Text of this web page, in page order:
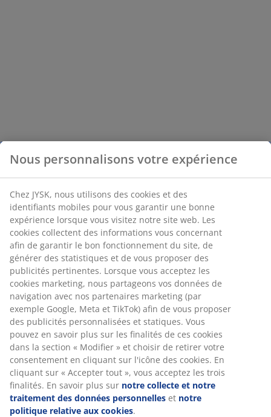
Nous personnalisons votre expérience
Chez JYSK, nous utilisons des cookies et des
identifiants mobiles pour vous garantir une bonne
expérience lorsque vous visitez notre site web. Les
cookies collectent des informations vous concernant
afin de garantir le bon fonctionnement du site, de
générer des statistiques et de vous proposer des
publicités pertinentes. Lorsque vous acceptez les
cookies marketing, nous partageons vos données de
navigation avec nos partenaires marketing (par
exemple Google, Meta et TikTok) afin de vous proposer
des publicités personnalisées et statiques. Vous
pouvez en savoir plus sur les finalités de ces cookies
dans la section « Modifier » et choisir de retirer votre
consentement en cliquant sur l'icône des cookies. En
cliquant sur « Accepter tout », vous acceptez les trois
finalités. En savoir plus sur notre collecte et notre
traitement des données personnelles et notre
politique relative aux cookies.